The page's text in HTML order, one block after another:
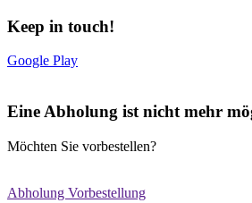
Keep in touch!
Google Play
Eine Abholung ist nicht mehr
Möchten Sie vorbestellen?
Abholung Vorbestellung